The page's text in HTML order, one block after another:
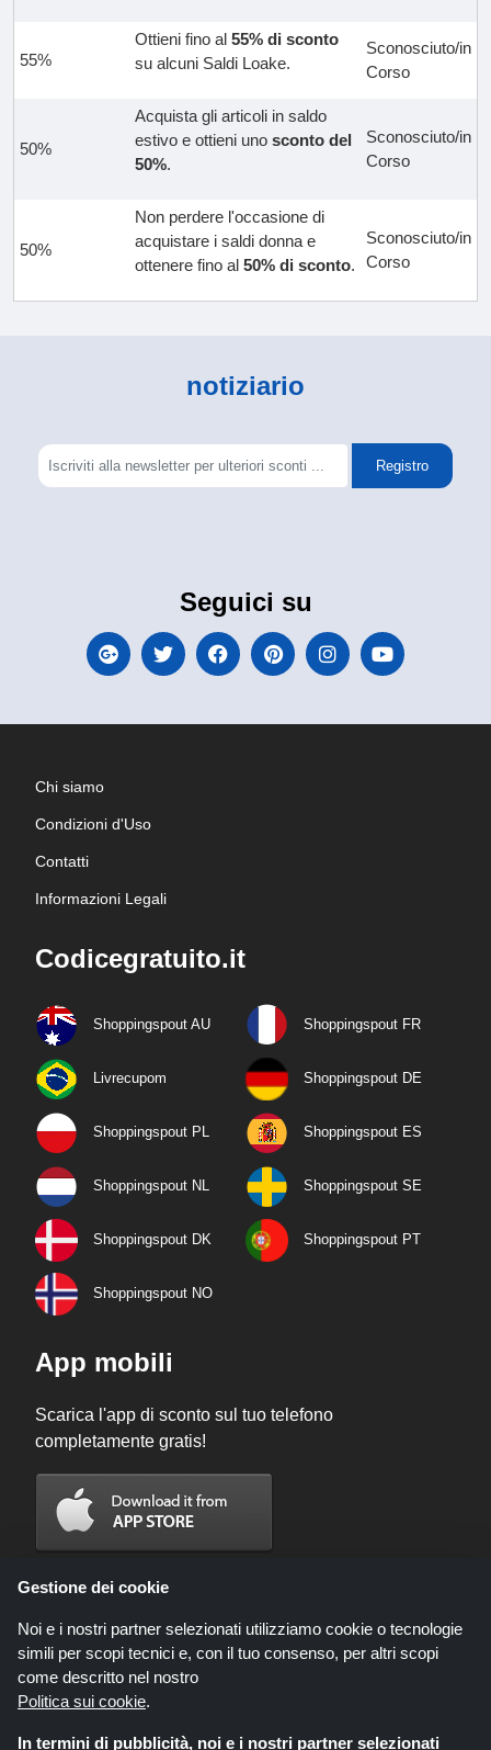
55%
Ottieni fino al 55% di sconto
su alcuni Saldi Loake.
Sconosciuto/in
Corso
50%
Acquista gli articoli in saldo
estivo e ottieni uno sconto del
50%.
Sconosciuto/in
Corso
50%
Non perdere l'occasione di
acquistare i saldi donna e
ottenere fino al 50% di sconto.
Sconosciuto/in
Corso
notiziario
Registro
Seguici su
Chi siamo
Condizioni d'Uso
Contatti
Informazioni Legali
Codicegratuito.it
Shoppingspout AU Shoppingspout FR
Livrecupom Shoppingspout DE
Shoppingspout PL Shoppingspout ES
Shoppingspout NL Shoppingspout SE
Shoppingspout DK Shoppingspout PT
Shoppingspout NO
App mobili
Scarica l'app di sconto sul tuo telefono
completamente gratis!
Gestione dei cookie
Noi e i nostri partner selezionati utilizziamo cookie o tecnologie
simili per scopi tecnici e, con il tuo consenso, per altri scopi
come descritto nel nostro
Politica sui cookie.
In termini di pubblicità, noi e i nostri partner selezionati